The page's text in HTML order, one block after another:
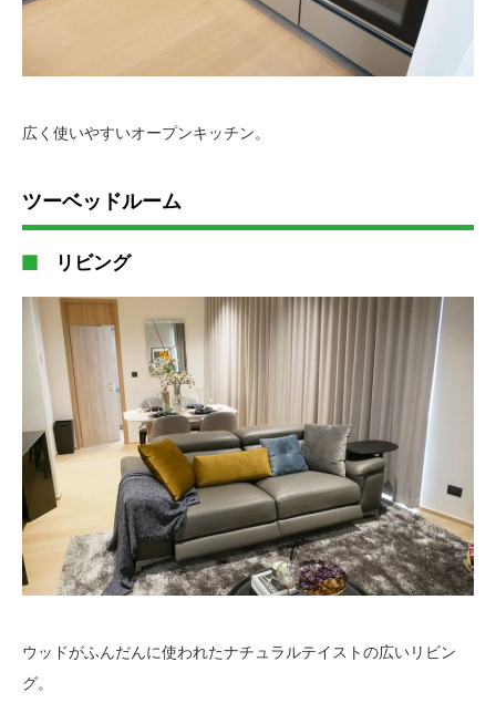
広く使いやすいオープンキッチン。
ツーベッドルーム
リビング
ウッドがふんだんに使われたナチュラルテイストの広いリビン
グ。